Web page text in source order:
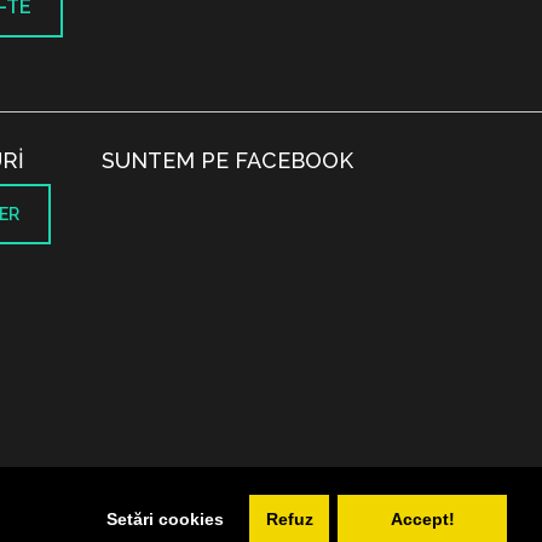
Setări cookies Refuz Accept!
TE
SUNTEM PE FACEBOOK